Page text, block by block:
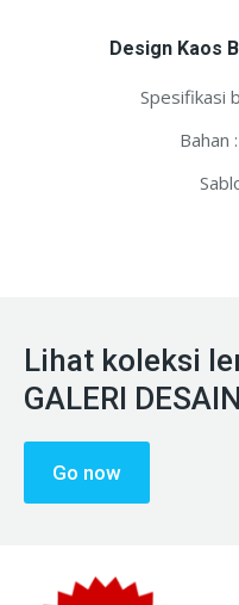
Design Kaos
Spesifikasi
Bahan
Lihat koleksi
GALERI DESAIN
Go now